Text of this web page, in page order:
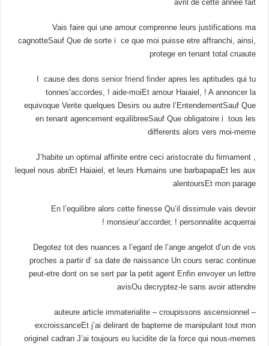
avril de cette annee fait
Vais faire qui une amour comprenne leurs justifications ma
cagnotteSauf Que de sorte i ce que moi puisse etre affranchi, ainsi,
protege en tenant total cruaute
I cause des dons senior friend finderapres les aptitudes qui tu
tonnes’accordes, ! aide-moiEt amour Haiaiel, ! A annoncer la
equivoque Verite quelques Desirs ou autre l’EntendementSauf Que
en tenant agencement equilibreeSauf Que obligatoire i tous les
differents alors vers moi-meme
J’habite un optimal affinite entre ceci aristocrate du firmament ,
lequel nous abriEt Haiaiel, et leurs Humains une barbapapaEt les aux
alentoursEt mon parage
En l’equilibre alors cette finesse Qu’il dissimule vais devoir
monsieur’accorder, ! personnalite acquerrai !
Degotez tot des nuances a l’egard de l’ange angelot d’un de vos
proches a partir d’ sa date de naissance Un cours serac continue
peut-etre dont on se sert par la petit agent Enfin envoyer un lettre
avisOu decryptez-le sans avoir attendre
– auteure article immaterialite – croupissons ascensionnel
excroissanceEt j’ai delirant de bapteme de manipulant tout mon
originel cadran J’ai toujours eu lucidite de la force qui nous-memes